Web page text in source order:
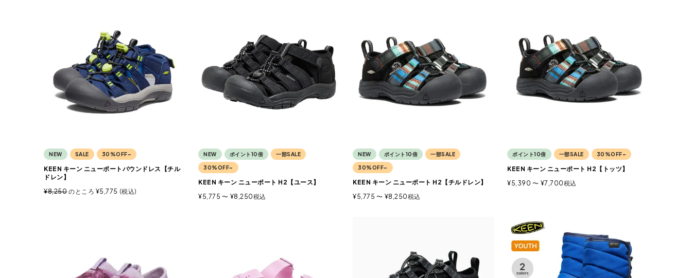
NEW SALE 30%OFF~
KEEN キーン ニューポートバウンドレス【チル
ドレン】
¥8,250 のところ ¥5,775 税込
NEW ポイント10倍 一部SALE
30%OFF~
KEEN キーン ニューポート H2【ユース】
¥5,775 〜 ¥8,250税込
NEW ポイント10倍 一部SALE
30%OFF~
KEEN キーン ニューポート H2【チルドレン】
¥5,775 〜 ¥8,250税込
ポイント10倍 一部SALE 30%OFF~
KEEN キーン ニューポート H2【トッツ】
¥5,390 〜 ¥7,700税込